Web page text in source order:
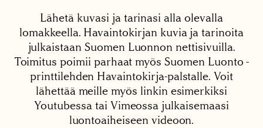
Lähetä kuvasi ja tarinasi alla olevalla
lomakkeella. Havaintokirjan kuvia ja tarinoita
julkaistaan Suomen Luonnon nettisivuilla.
Toimitus poimii parhaat myös Suomen Luonto -
printtilehden Havaintokirja-palstalle. Voit
lähettää meille myös linkin esimerkiksi
Youtubessa tai Vimeossa julkaisemaasi
luontoaiheiseen videoon.